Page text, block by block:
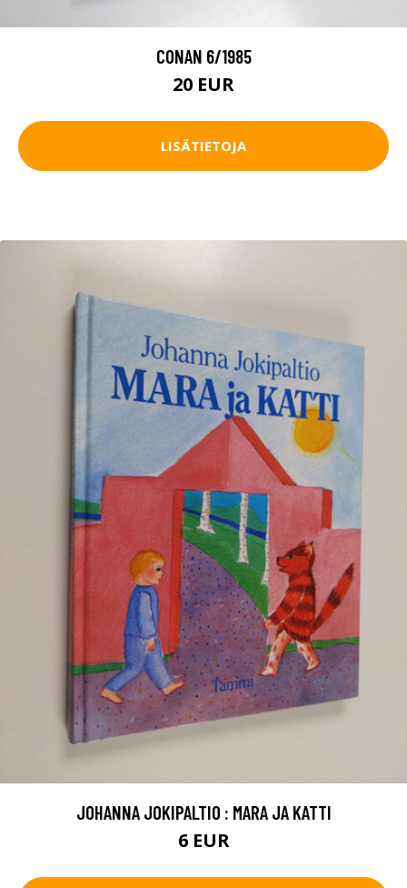
CONAN 6/1985
20 EUR
LISÄTIETOJA
JOHANNA JOKIPALTIO : MARA JA KATTI
6 EUR